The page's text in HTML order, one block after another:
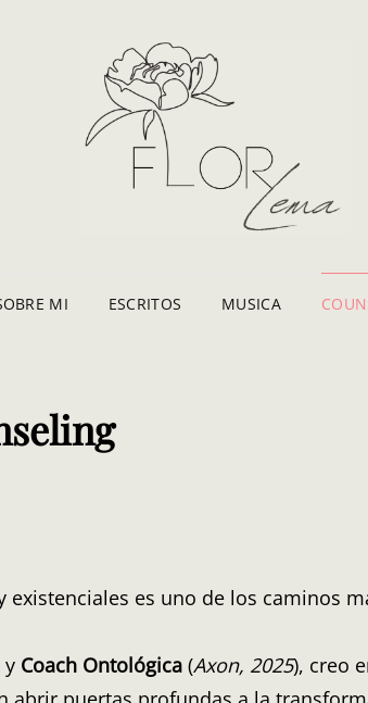
MI ESCRITOS MUSICA
es uno de los caminos
y Coach Ontológica (Axon, 2025), creo